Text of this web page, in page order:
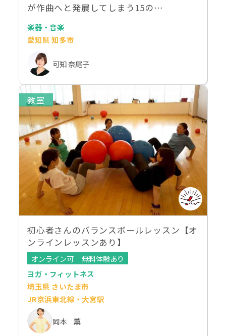
が作曲へと発展してしまう15の…
楽器・音楽
愛知県 知多市
可知 奈尾子
教室
初心者さんのバランスボールレッスン【オ
ンラインレッスンあり】
オンライン可
無料体験あり
ヨガ・フィットネス
埼玉県 さいたま市
JR京浜東北線・大宮駅
岡本 薫